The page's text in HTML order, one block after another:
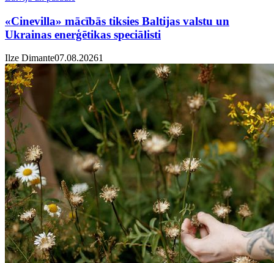
«Cinevilla» mācībās tiksies Baltijas valstu un
Ukrainas enerģētikas speciālisti
Ilze Dimante07.08.20261